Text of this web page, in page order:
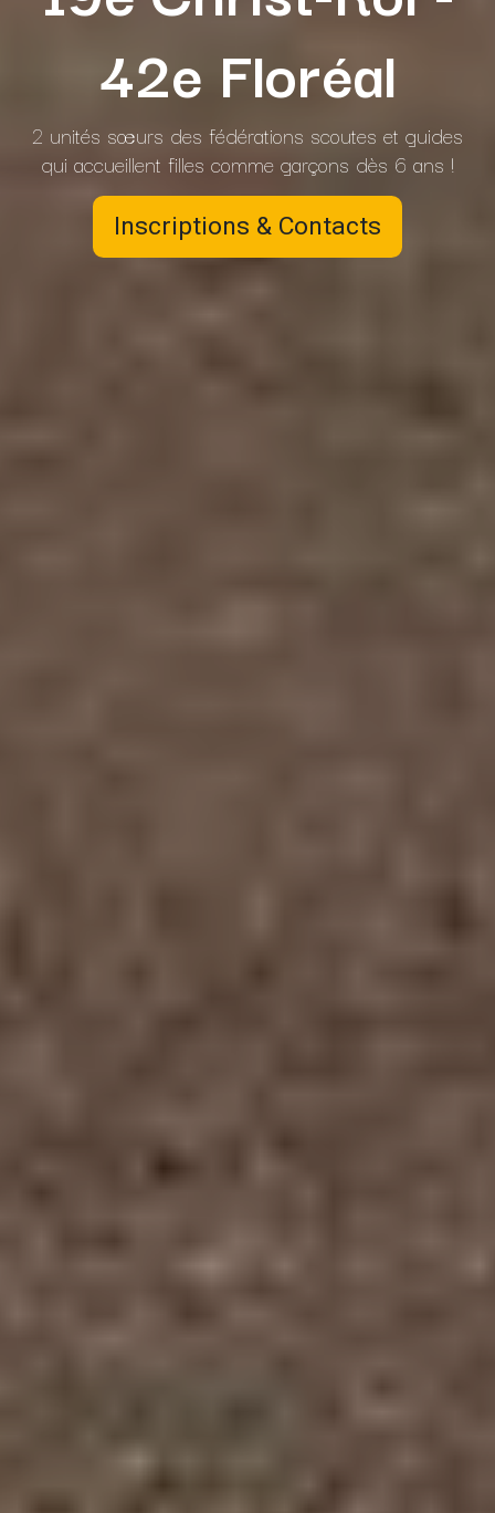
42e Floréal
2 unités sœurs des fédérations scoutes et guides
qui accueillent filles comme garçons dès 6 ans !
Inscriptions & Contacts